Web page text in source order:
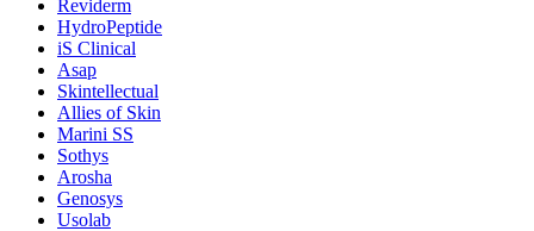
Reviderm
HydroPeptide
iS Clinical
Asap
Skintellectual
Allies of Skin
Marini SS
Sothys
Arosha
Genosys
Usolab